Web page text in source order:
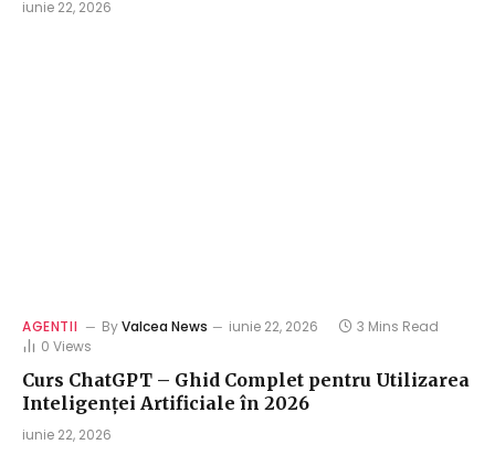
iunie 22, 2026
AGENTII ByValcea News iunie 22, 2026
3 Mins Read
0 Views
Curs ChatGPT – Ghid Complet pentru Utilizarea
Inteligenței Artificiale în 2026
iunie 22, 2026